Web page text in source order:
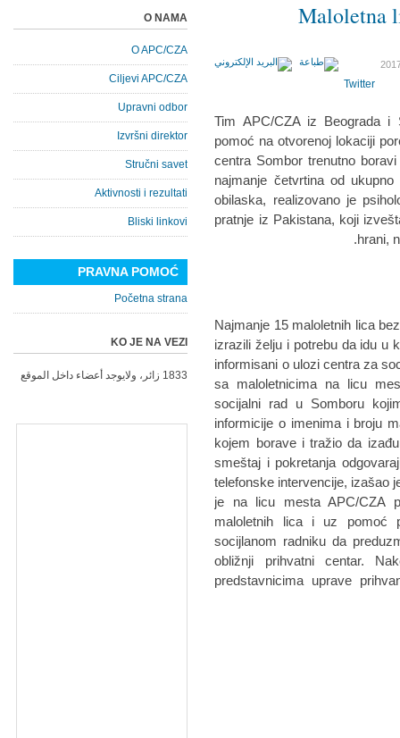
Maloletna
Twitter
Tim APC/CZA iz Beograda i
pomoć na otvorenoj lokaciji
centra Sombor trenutno
najmanje četvrtina od
obilaska, realizovano je
pratnje iz Pakistana, koji
hrani,
Najmanje 15 maloletnih lica
izrazili želju i potrebu da idu u
informisani o ulozi centra za
sa maloletnicima na licu
socijalni rad u Somboru
informicije o imenima i broju
kojem borave i tražio da
smeštaj i pokretanja
telefonske intervencije, izašao
je na licu mesta APC/CZA
maloletnih lica i uz pomoć
socijlanom radniku da
obližnji prihvatni centar.
predstavnicima uprave
O NAMA
O APC/CZA
Ciljevi APC/CZA
Upravni odbor
Izvršni direktor
Stručni savet
Aktivnosti i rezultati
Bliski linkovi
PRAVNA POMOĆ
Početna strana
KO JE NA VEZI
1833 زائر، ولايوجد أعضاء داخل الموقع